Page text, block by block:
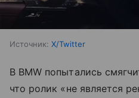
Источник: X/Twitter
В BMW попытались
что ролик «не является